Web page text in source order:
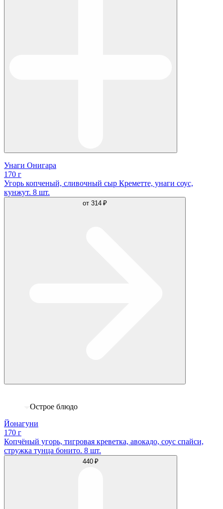
Унаги Онигара
170 г
Угорь копченый, сливочный сыр Креметте, унаги соус,
кунжут. 8 шт.
от 314 ₽
Острое блюдо
Йонагуни
170 г
Копчёный угорь, тигровая креветка, авокадо, соус спайси,
стружка тунца бонито. 8 шт.
440 ₽